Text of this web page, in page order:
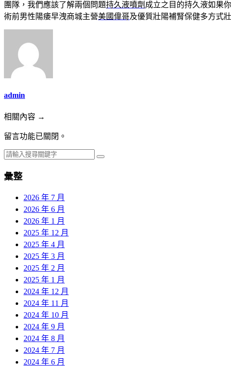
團隊，我們應該了解兩個問題持久液噴劑 成立之目的持久液如果
術前男性陽痿早洩商城主營美國偉哥及優質壯陽補腎保健多方式
admin
相關內容 →
留言功能已關閉。
彙整
2026 年 7 月
2026 年 6 月
2026 年 1 月
2025 年 12 月
2025 年 4 月
2025 年 3 月
2025 年 2 月
2025 年 1 月
2024 年 12 月
2024 年 11 月
2024 年 10 月
2024 年 9 月
2024 年 8 月
2024 年 7 月
2024 年 6 月